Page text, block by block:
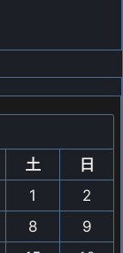
土
日
1
2
8
9